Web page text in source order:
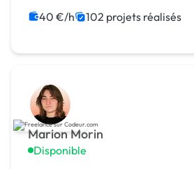
Charte graphique
40 €/h 102 projets réalisés
Marion Morin
Disponible